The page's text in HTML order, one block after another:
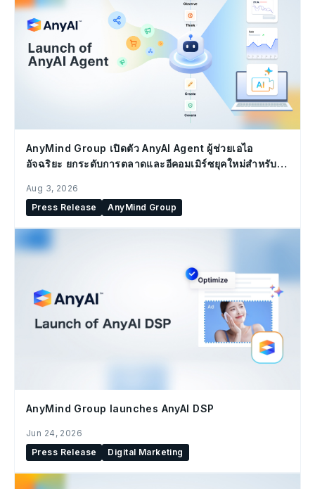
AnyMind Group เปิดตัว AnyAI Agent ผู้ช่วยเอไอ
อัจฉริยะ ยกระดับการตลาดและอีคอมเมิร์ซยุคใหม่สำหรับ
Aug 3, 2026
Press Release
AnyMind Group
AnyMind Group launches AnyAI DSP
Jun 24, 2026
Press Release
Digital Marketing